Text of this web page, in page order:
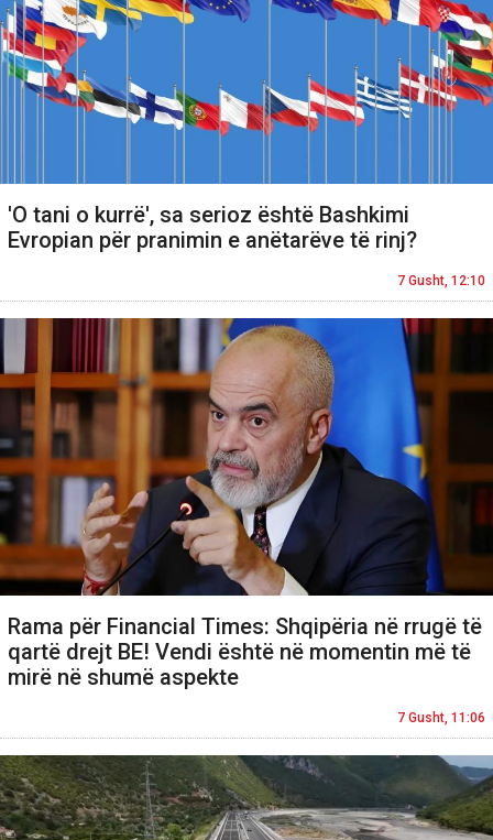
'O tani o kurrë', sa serioz është Bashkimi
Evropian për pranimin e anëtarëve të rinj?
7 Gusht, 12:10
Rama për Financial Times: Shqipëria në rrugë të
qartë drejt BE! Vendi është në momentin më të
mirë në shumë aspekte
7 Gusht, 11:06